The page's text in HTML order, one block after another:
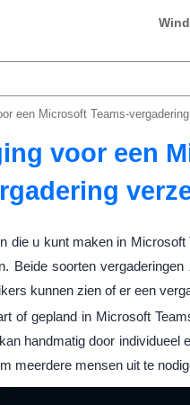
een Microsoft Teams-
voor een
die u kunt maken in Microsoft
Beide soorten
kunnen zien of er een
of gepland in Microsoft
handmatig door individueel
meerdere mensen uit te